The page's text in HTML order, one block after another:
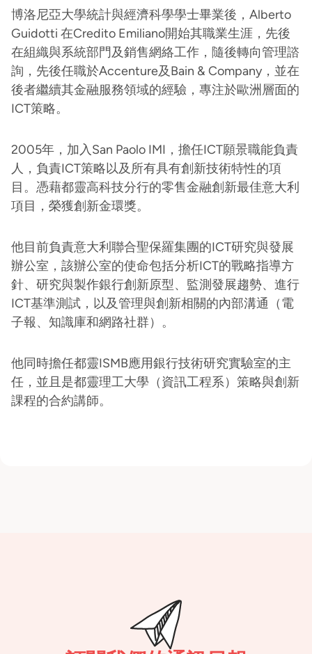
博洛尼亞大學統計與經濟科學學士畢業後，Alberto
Guidotti 在Credito Emiliano開始其職業生涯，先後
在組織與系統部門及銷售網絡工作，隨後轉向管理諮
詢，先後任職於Accenture及Bain & Company，並在
後者繼續其金融服務領域的經驗，專注於歐洲層面的
ICT策略。
2005年，加入San Paolo IMI，擔任ICT願景職能負責
人，負責ICT策略以及所有具有創新技術特性的項
目。憑藉都靈高科技分行的零售金融創新最佳意大利
項目，榮獲創新金環獎。
他目前負責意大利聯合聖保羅集團的ICT研究與發展
辦公室，該辦公室的使命包括分析ICT的戰略指導方
針、研究與製作銀行創新原型、監測發展趨勢、進行
ICT基準測試，以及管理與創新相關的內部溝通（電
子報、知識庫和網路社群）。
他同時擔任都靈ISMB應用銀行技術研究實驗室的主
任，並且是都靈理工大學（資訊工程系）策略與創新
課程的合約講師。